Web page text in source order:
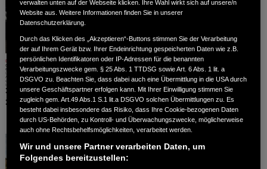
verwalten unten auf der Webseite klicken. Ihre Wahl wirkt sich auf unsere/n
Website aus. Weitere Informationen finden Sie in unserer
Datenschutzerklärung.
Durch das Klicken des „Akzeptieren“-Buttons stimmen Sie der Verarbeitung
der auf Ihrem Gerät bzw. Ihrer Endeinrichtung gespeicherten Daten wie z.B.
persönlichen Identifikatoren oder IP-Adressen für die benannten
Verarbeitungszwecke gem. § 25 Abs. 1 TTDSG sowie Art. 6 Abs. 1 lit. a
DSGVO zu. Beachten Sie, dass dabei auch eine Übermittlung in die USA durch
unsere Geschäftspartner erfolgen kann. Mit Ihrer Einwilligung stimmen Sie
zugleich gem. Art.49 Abs.1 S.1 lit.a DSGVO solchen Übermittlungen zu. Es
besteht dabei insbesondere das Risiko, dass Ihre Cookie-bezogenen Daten
durch US-Behörden, zu Kontroll- und Überwachungszwecke, möglicherweise
auch ohne Rechtsbehelfsmöglichkeiten, verarbeitet werden.
Wir und unsere Partner verarbeiten Daten, um
Folgendes bereitzustellen: